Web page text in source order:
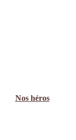
Nos héros